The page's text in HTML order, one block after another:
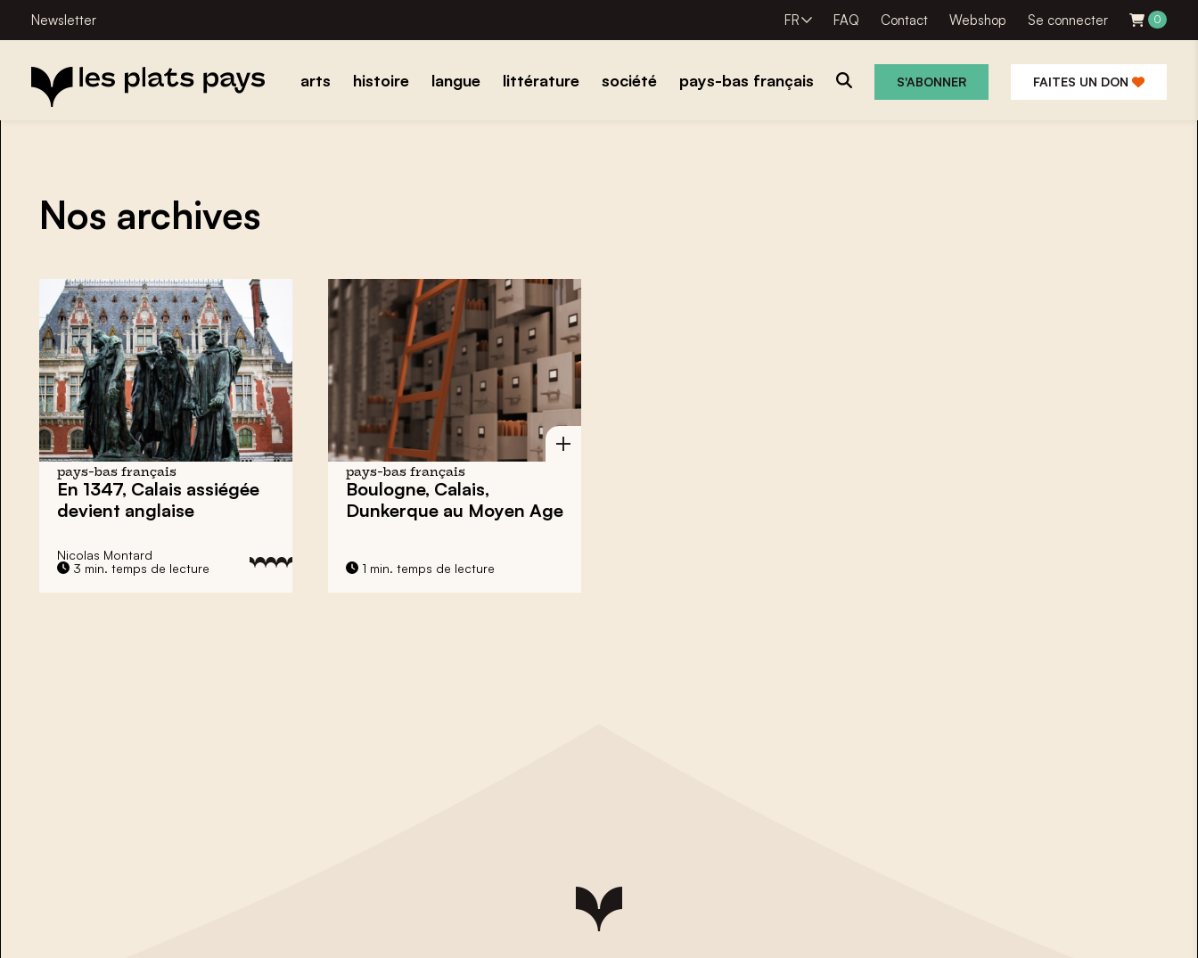
Newsletter FR FAQ Contact Webshop Se connecter 0
arts histoire langue littérature société pays-bas français S'ABONNER FAITES UN DON
Nos archives
pays-bas français
En 1347, Calais assiégée
devient anglaise
Nicolas Montard
3 min. temps de lecture
pays-bas français
Boulogne, Calais,
Dunkerque au Moyen Age
1 min. temps de lecture